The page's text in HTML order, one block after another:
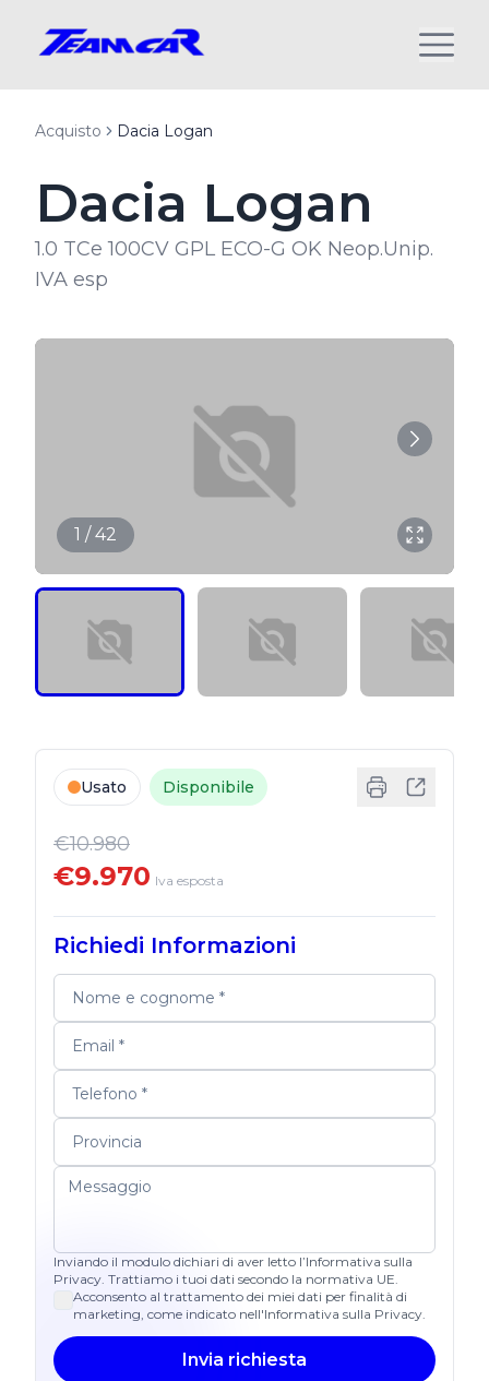
Acquisto Dacia Logan
Dacia Logan
1.0 TCe 100CV GPL ECO-G OK Neop.Unip.
IVA esp
1 / 42
Usato Disponibile
€10.980
€9.970 Iva esposta
Richiedi Informazioni
Inviando il modulo dichiari di aver letto l’Informativa sulla
Privacy. Trattiamo i tuoi dati secondo la normativa UE.
Acconsento al trattamento dei miei dati per finalità di
marketing, come indicato nell'Informativa sulla Privacy.
Invia richiesta